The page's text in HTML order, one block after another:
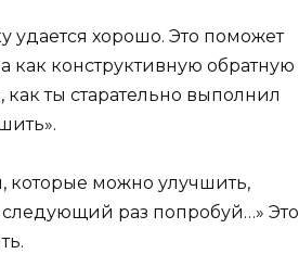
удается хорошо. Это поможет
как конструктивную обратную
ты старательно выполнил
которые можно улучшить,
раз попробуй…» Это